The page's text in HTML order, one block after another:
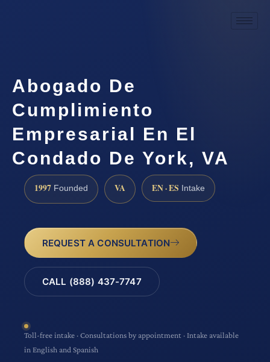
Abogado De
Cumplimiento
Empresarial En El
Condado De York, VA
1997 Founded VA EN · ES Intake
REQUEST A CONSULTATION
CALL (888) 437-7747
Toll-free intake · Consultations by appointment · Intake available
in English and Spanish